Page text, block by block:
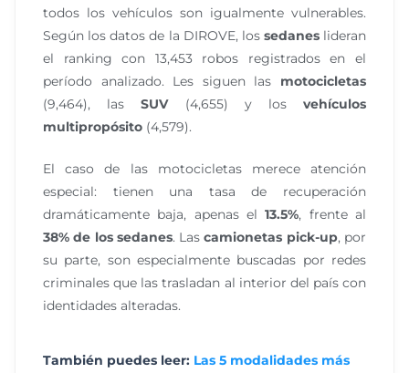
todos los vehículos son igualmente vulnerables.
Según los datos de la DIROVE, los sedaneslideran
el ranking con 13,453 robos registrados en el
período analizado. Les siguen las motocicletas
(9,464), lasSUV(4,655) y losvehículos
multipropósito (4,579).
El caso de las motocicletas merece atención
especial: tienen una tasa de recuperación
dramáticamente baja, apenas el13.5%, frente al
38% de los sedanes. Lascamionetas pick-up, por
su parte, son especialmente buscadas por redes
criminales que las trasladan al interior del país con
identidades alteradas.
También puedes leer: Las 5 modalidades más